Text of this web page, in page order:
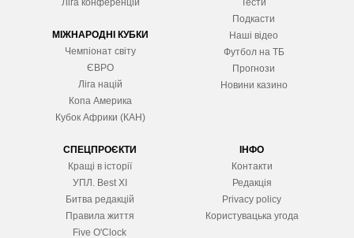
Ліга конференцій
МІЖНАРОДНІ КУБКИ
Чемпіонат світу
ЄВРО
Ліга націй
Копа Америка
Кубок Африки (КАН)
Тести
Подкасти
Наші відео
Футбол на ТБ
Прогнози
Новини казино
СПЕЦПРОЄКТИ
Кращі в історії
УПЛ. Best XІ
Битва редакцій
Правила життя
Five O'Clock
ІНФО
Контакти
Редакція
Privacy policy
Користувацька угода